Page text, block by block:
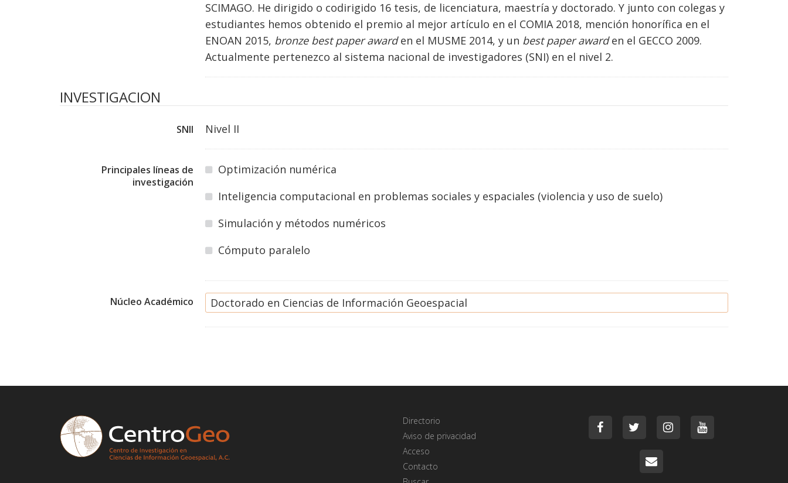
SCIMAGO. He dirigido o codirigido 16 tesis, de licenciatura, maestría y doctorado. Y junto con colegas y
estudiantes hemos obtenido el premio al mejor artículo en el COMIA 2018, mención honorífica en el
ENOAN 2015, bronze best paper awarden el MUSME 2014, y un best paper awarden el GECCO 2009.
Actualmente pertenezco al sistema nacional de investigadores (SNI) en el nivel 2.
INVESTIGACION
SNII Nivel II
Principales líneas de
investigación
Optimización numérica
Inteligencia computacional en problemas sociales y espaciales (violencia y uso de suelo)
Simulación y métodos numéricos
Cómputo paralelo
Núcleo Académico Doctorado en Ciencias de Información Geoespacial
Directorio
Aviso de privacidad
Acceso
Contacto